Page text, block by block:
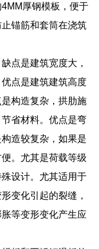
厚钢模板，便于
锚筋和套筒在浇筑
点是建筑宽度大，
点是建筑建筑高度
构造复杂，拱肋施
省材料。优点是弯
造较复杂，如果是
。尤其是荷载等级
设计。尤其适用于
变化引起的裂缝，
等变形变化产生应